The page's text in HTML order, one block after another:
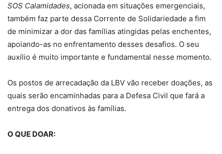
SOS Calamidades, acionada em situações emergenciais,
também faz parte dessa Corrente de Solidariedade a fim
de minimizar a dor das famílias atingidas pelas enchentes,
apoiando-as no enfrentamento desses desafios. O seu
auxílio é muito importante e fundamental nesse momento.
Os postos de arrecadação da LBV vão receber doações, as
quais serão encaminhadas para a Defesa Civil que fará a
entrega dos donativos às famílias.
O QUE DOAR: